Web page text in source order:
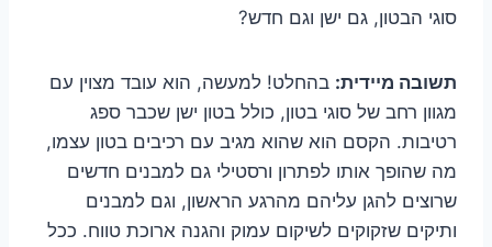
סוגי הבטון, גם ישן וגם חדש?
תשובה מיידית: בהחלט! למעשה, הוא עובד מצוין עם
מגוון רחב של סוגי בטון, כולל בטון ישן שכבר ספג
רטיבות. הקסם הוא שהוא מגיב עם רכיבים בטון עצמו,
מה שהופך אותו לפתרון ורסטילי גם למבנים חדשים
שרוצים להגן עליהם מהרגע הראשון, וגם למבנים
ותיקים שזקוקים לשיקום עמוק והגנה ארוכת טווח. ככל